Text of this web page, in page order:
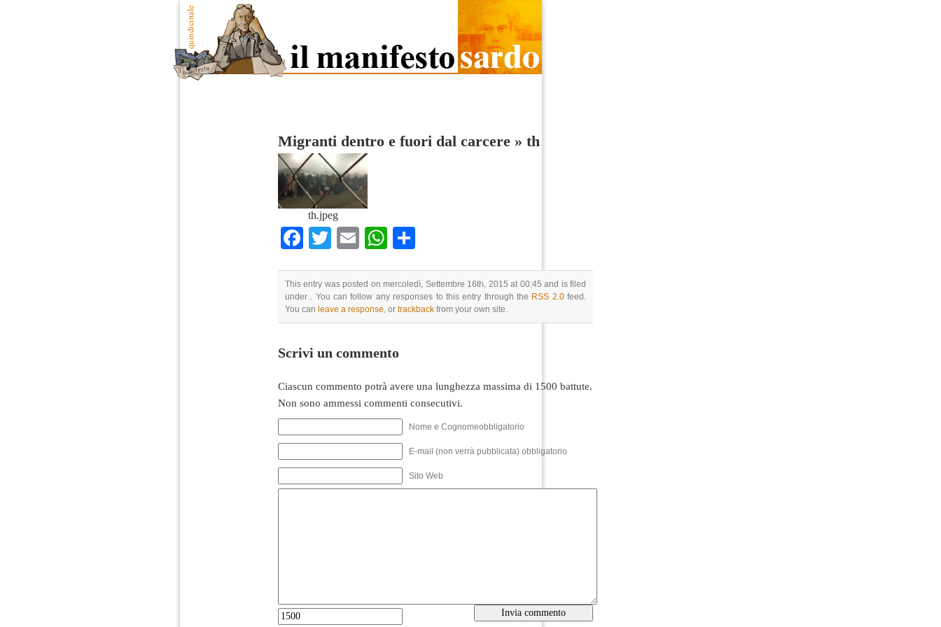
Migranti dentro e fuori dal carcere » th
th.jpeg
Facebook
TwitterEmailWhatsApp
This entry was posted on mercoledì, Settembre 16th, 2015 at 00:45 and is filed
under . You can follow any responses to this entry through the RSS 2.0feed.
You can leave a response, or trackback from your own site.
Scrivi un commento
Ciascun commento potrà avere una lunghezza massima di 1500 battute.
Non sono ammessi commenti consecutivi.
Nome e Cognomeobbligatorio
E-mail (non verrà pubblicata) obbligatorio
Sito Web